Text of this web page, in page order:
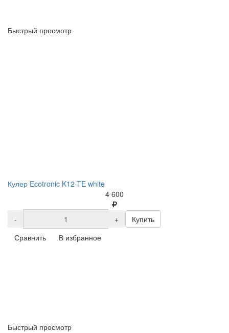
Быстрый просмотр
Кулер Ecotronic K12-TE white
4 600
- +
Купить
Сравнить
В избранное
Быстрый просмотр